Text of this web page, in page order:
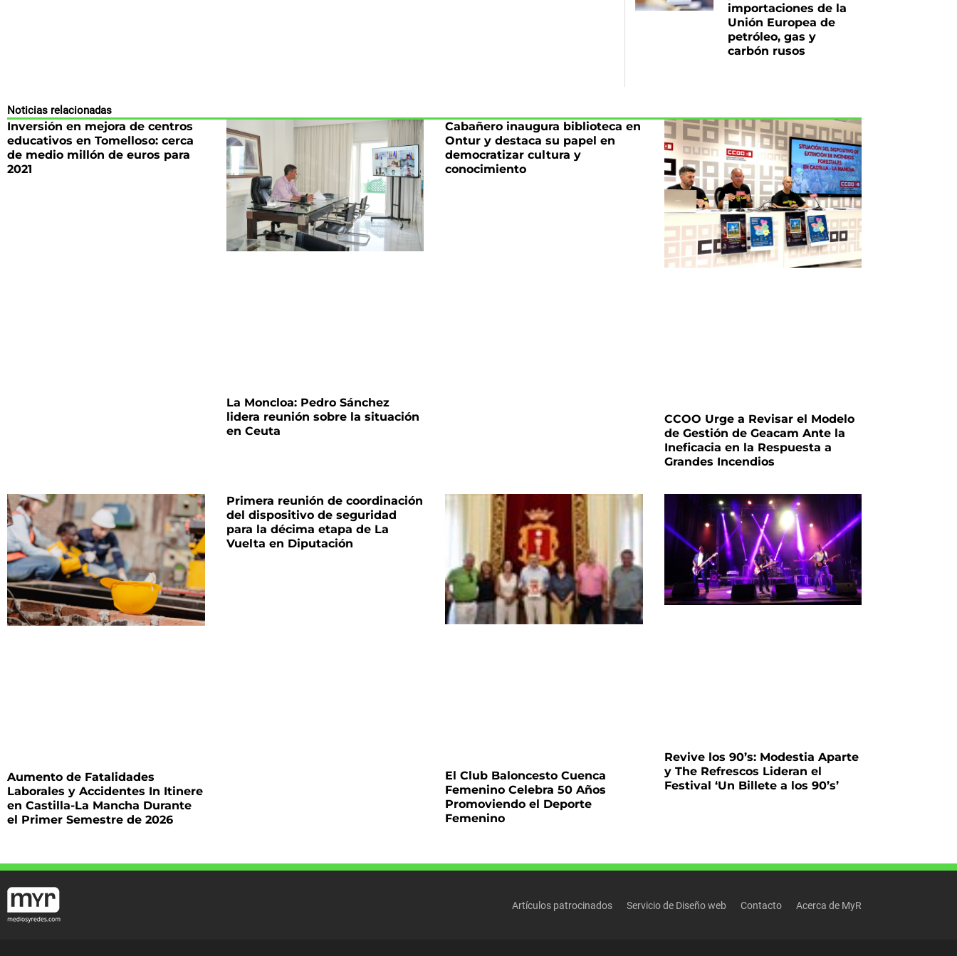
importaciones de la
Unión Europea de
petróleo, gas y
carbón rusos
Noticias relacionadas
Inversión en mejora de centros
educativos en Tomelloso: cerca
de medio millón de euros para
2021
La Moncloa: Pedro Sánchez
lidera reunión sobre la situación
en Ceuta
Cabañero inaugura biblioteca en
Ontur y destaca su papel en
democratizar cultura y
conocimiento
CCOO Urge a Revisar el Modelo
de Gestión de Geacam Ante la
Ineficacia en la Respuesta a
Grandes Incendios
Aumento de Fatalidades
Laborales y Accidentes In Itinere
en Castilla-La Mancha Durante
el Primer Semestre de 2026
Primera reunión de coordinación
del dispositivo de seguridad
para la décima etapa de La
Vuelta en Diputación
El Club Baloncesto Cuenca
Femenino Celebra 50 Años
Promoviendo el Deporte
Femenino
Revive los 90’s: Modestia Aparte
y The Refrescos Lideran el
Festival ‘Un Billete a los 90’s’
Artículos patrocinados Servicio de Diseño web Contacto Acerca de MyR